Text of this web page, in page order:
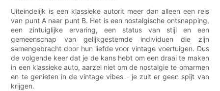
Uiteindelijk is een klassieke autorit meer dan alleen een reis
van punt A naar punt B. Het is een nostalgische ontsnapping,
een zintuiglijke ervaring, een status van stijl en een
gemeenschap van gelijkgestemde individuen die zijn
samengebracht door hun liefde voor vintage voertuigen. Dus
de volgende keer dat je de kans hebt om een ​​draai te maken
in een klassieke auto, aarzel niet om de nostalgie te omarmen
en te genieten in de vintage vibes - je zult er geen spijt van
krijgen.